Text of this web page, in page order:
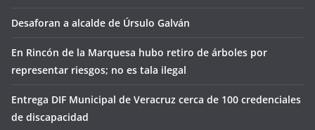
Desaforan a alcalde de Úrsulo Galván
En Rincón de la Marquesa hubo retiro de árboles por
representar riesgos; no es tala ilegal
Entrega DIF Municipal de Veracruz cerca de 100 credenciales
de discapacidad